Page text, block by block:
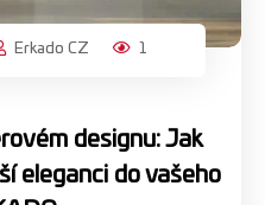
Erkado CZ 1
designu: Jak
eleganci do vašeho